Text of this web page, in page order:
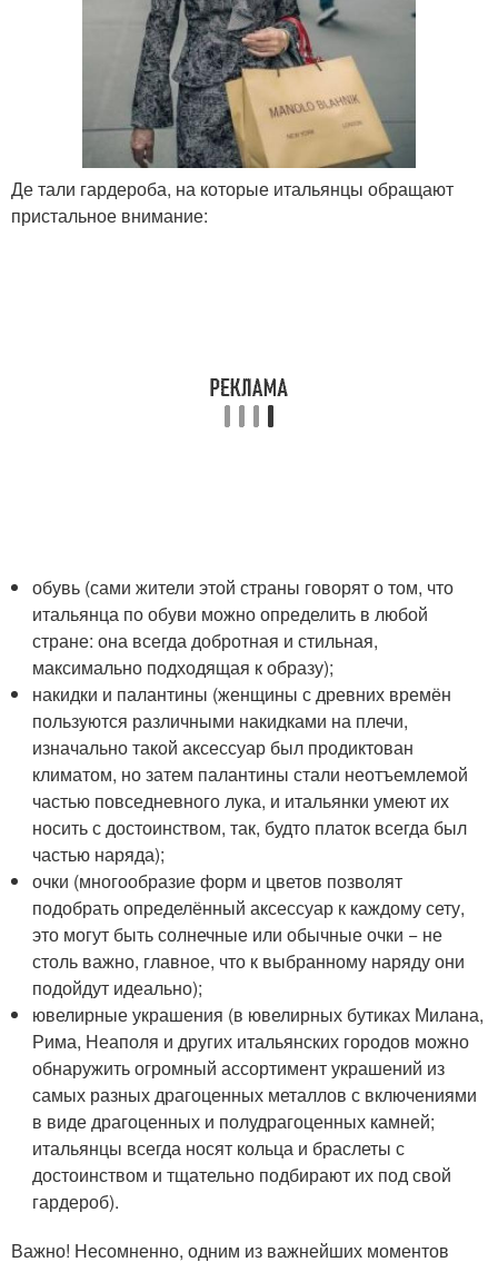
Де тали гардероба, на которые итальянцы обращают
пристальное внимание:
обувь (сами жители этой страны говорят о том, что
итальянца по обуви можно определить в любой
стране: она всегда добротная и стильная,
максимально подходящая к образу);
накидки и палантины (женщины с древних времён
пользуются различными накидками на плечи,
изначально такой аксессуар был продиктован
климатом, но затем палантины стали неотъемлемой
частью повседневного лука, и итальянки умеют их
носить с достоинством, так, будто платок всегда был
частью наряда);
очки (многообразие форм и цветов позволят
подобрать определённый аксессуар к каждому сету,
это могут быть солнечные или обычные очки − не
столь важно, главное, что к выбранному наряду они
подойдут идеально);
ювелирные украшения (в ювелирных бутиках Милана,
Рима, Неаполя и других итальянских городов можно
обнаружить огромный ассортимент украшений из
самых разных драгоценных металлов с включениями
в виде драгоценных и полудрагоценных камней;
итальянцы всегда носят кольца и браслеты с
достоинством и тщательно подбирают их под свой
гардероб).
Важно! Несомненно, одним из важнейших моментов